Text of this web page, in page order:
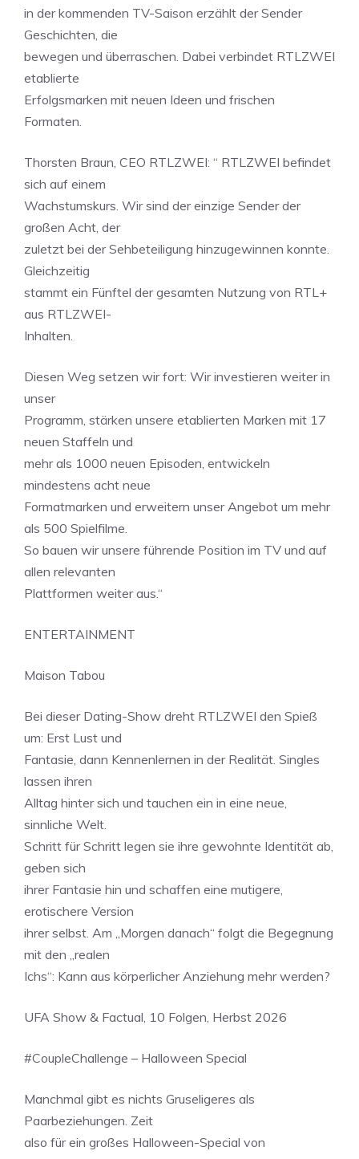
in der kommenden TV-Saison erzählt der Sender
Geschichten, die
bewegen und überraschen. Dabei verbindet RTLZWEI
etablierte
Erfolgsmarken mit neuen Ideen und frischen
Formaten.
Thorsten Braun, CEO RTLZWEI: “ RTLZWEI befindet
sich auf einem
Wachstumskurs. Wir sind der einzige Sender der
großen Acht, der
zuletzt bei der Sehbeteiligung hinzugewinnen konnte.
Gleichzeitig
stammt ein Fünftel der gesamten Nutzung von RTL+
aus RTLZWEI-
Inhalten.
Diesen Weg setzen wir fort: Wir investieren weiter in
unser
Programm, stärken unsere etablierten Marken mit 17
neuen Staffeln und
mehr als 1000 neuen Episoden, entwickeln
mindestens acht neue
Formatmarken und erweitern unser Angebot um mehr
als 500 Spielfilme.
So bauen wir unsere führende Position im TV und auf
allen relevanten
Plattformen weiter aus.“
ENTERTAINMENT
Maison Tabou
Bei dieser Dating-Show dreht RTLZWEI den Spieß
um: Erst Lust und
Fantasie, dann Kennenlernen in der Realität. Singles
lassen ihren
Alltag hinter sich und tauchen ein in eine neue,
sinnliche Welt.
Schritt für Schritt legen sie ihre gewohnte Identität ab,
geben sich
ihrer Fantasie hin und schaffen eine mutigere,
erotischere Version
ihrer selbst. Am „Morgen danach“ folgt die Begegnung
mit den „realen
Ichs“: Kann aus körperlicher Anziehung mehr werden?
UFA Show & Factual, 10 Folgen, Herbst 2026
#CoupleChallenge – Halloween Special
Manchmal gibt es nichts Gruseligeres als
Paarbeziehungen. Zeit
also für ein großes Halloween-Special von